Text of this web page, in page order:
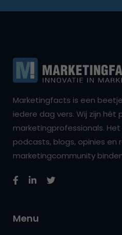
Marketingfacts is een
iedere dag vers. Wij zijn hét
marketingprofessionals. Het
podcasts, blogs, opinies en
marketingcommunity
Menu